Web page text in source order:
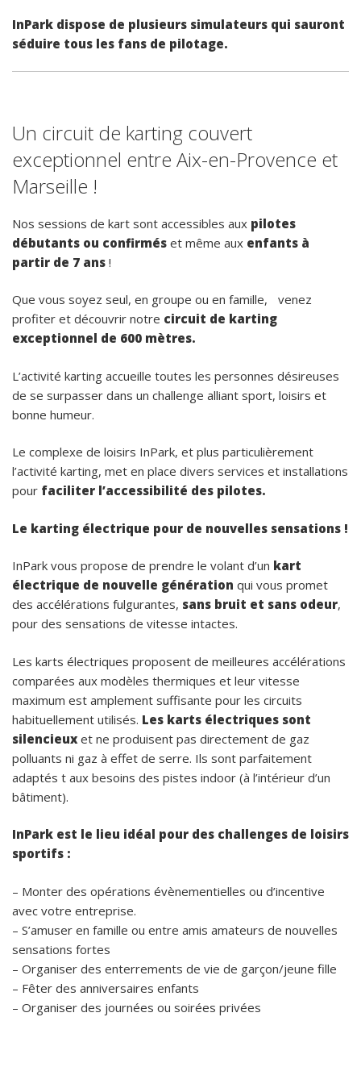
InPark dispose de plusieurs simulateurs qui sauront
séduire tous les fans de pilotage.
Un circuit de karting couvert
exceptionnel entre Aix-en-Provence et
Marseille !
Nos sessions de kart sont accessibles aux pilotes
débutants ou confirmés et même aux enfants à
partir de 7 ans !
Que vous soyez seul, en groupe ou en famille, venez
profiter et découvrir notre circuit de karting
exceptionnel de 600 mètres.
L’activité karting accueille toutes les personnes désireuses
de se surpasser dans un challenge alliant sport, loisirs et
bonne humeur.
Le complexe de loisirs InPark, et plus particulièrement
l’activité karting, met en place divers services et installations
pour faciliter l’accessibilité des pilotes.
Le karting électrique pour de nouvelles sensations !
InPark vous propose de prendre le volant d’un kart
électrique de nouvelle génération qui vous promet
des accélérations fulgurantes, sans bruit et sans odeur,
pour des sensations de vitesse intactes.
Les karts électriques proposent de meilleures accélérations
comparées aux modèles thermiques et leur vitesse
maximum est amplement suffisante pour les circuits
habituellement utilisés. Les karts électriques sont
silencieux et ne produisent pas directement de gaz
polluants ni gaz à effet de serre. Ils sont parfaitement
adaptés t aux besoins des pistes indoor (à l’intérieur d’un
bâtiment).
InPark est le lieu idéal pour des challenges de loisirs
sportifs :
– Monter des opérations évènementielles ou d’incentive
avec votre entreprise.
– S’amuser en famille ou entre amis amateurs de nouvelles
sensations fortes
– Organiser des enterrements de vie de garçon/jeune fille
– Fêter des anniversaires enfants
– Organiser des journées ou soirées privées